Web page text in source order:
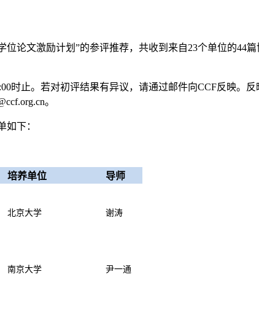
位论文激励计划”的参评推荐，共收到来自23个单位的44
时止。若对初评结果有异议，请通过邮件向CCF反映。
。
如下：
培养单位 导师
北京大学 谢涛
南京大学 尹一通